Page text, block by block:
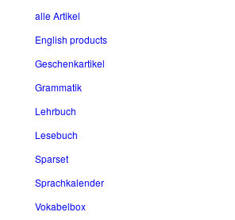
alle Artikel
English products
Geschenkartikel
Grammatik
Lehrbuch
Lesebuch
Sparset
Sprachkalender
Vokabelbox